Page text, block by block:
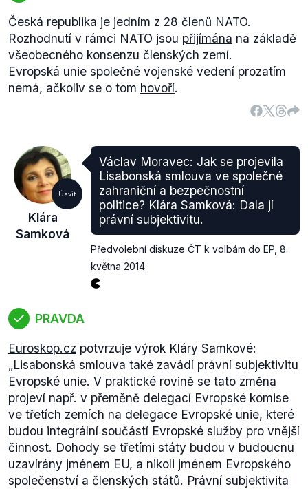
Česká republika je jedním z 28 členů NATO.
Rozhodnutí v rámci NATO jsou přijímána na základě
všeobecného konsenzu členských zemí.
Evropská unie společné vojenské vedení prozatím
nemá, ačkoliv se o tom hovoří.
Úsvit
Klára
Samková
Václav Moravec: Jak se projevila
Lisabonská smlouva ve společné
zahraniční a bezpečnostní
politice? Klára Samková: Dala jí
právní subjektivitu.
Předvolební diskuze ČT k volbám do EP 8.
května 2014
PRAVDA
Euroskop.cz potvrzuje výrok Kláry Samkové:
„Lisabonská smlouva také zavádí právní subjektivitu
Evropské unie. V praktické rovině se tato změna
projeví např. v přeměně delegací Evropské komise
ve třetích zemích na delegace Evropské unie, které
budou integrální součástí Evropské služby pro vnější
činnost. Dohody se třetími státy budou v budoucnu
uzavírány jménem EU, a nikoli jménem Evropského
společenství a členských států. Právní subjektivita